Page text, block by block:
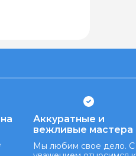
Аккуратные и
вежливые мастера
Мы любим свое дело. С